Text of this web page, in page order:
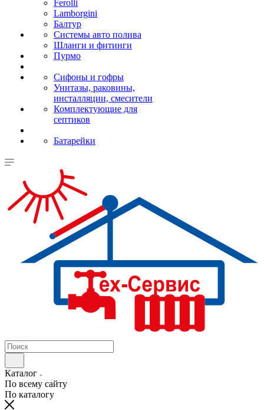
Ferolli
Lamborgini
Балтур
Системы авто полива
Шланги и фитинги
Пурмо
Сифоны и гофры
Унитазы, раковины,
инсталляции, смесители
Комплектующие для
септиков
Батарейки
Каталог
По всему сайту
По каталогу